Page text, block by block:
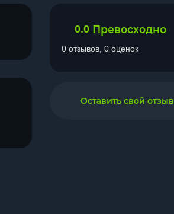
0.0 Превосходно
0 отзывов, 0 оценок
Оставить свой отзыв